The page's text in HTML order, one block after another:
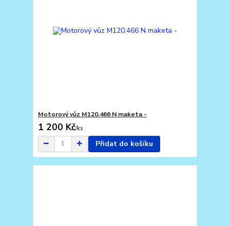
Motorový vůz M120.466 N maketa -
1 200 Kč/ks
Přidat do košíku